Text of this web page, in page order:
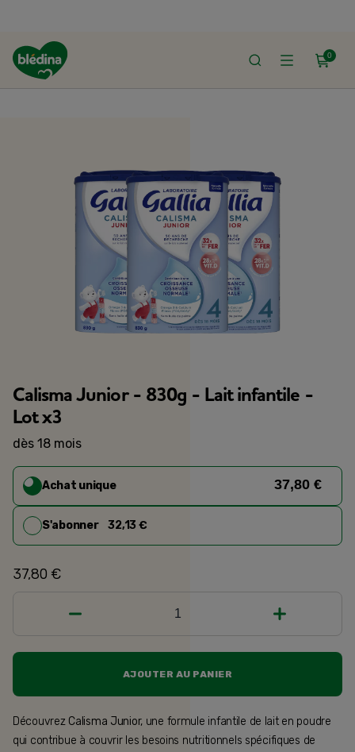
0
ACCUEIL
Calisma Junior - 830g - Lait infantile -
Lot x3
dès 18 mois
Achat unique 37,80 €
S'abonner 32,13 €
37,80 €
1
AJOUTER AU PANIER
Découvrez Calisma Junior, une formule infantile de lait en poudre
qui contribue à couvrir les besoins nutritionnels spécifiques de